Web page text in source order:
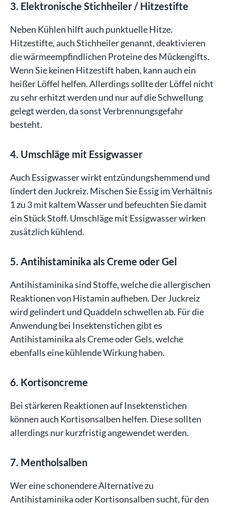
3. Elektronische Stichheiler / Hitzestifte
Neben Kühlen hilft auch punktuelle Hitze.
Hitzestifte, auch Stichheiler genannt, deaktivieren
die wärmeempfindlichen Proteine des Mückengifts.
Wenn Sie keinen Hitzestift haben, kann auch ein
heißer Löffel helfen. Allerdings sollte der Löffel nicht
zu sehr erhitzt werden und nur auf die Schwellung
gelegt werden, da sonst Verbrennungsgefahr
besteht.
4. Umschläge mit Essigwasser
Auch Essigwasser wirkt entzündungshemmend und
lindert den Juckreiz. Mischen Sie Essig im Verhältnis
1 zu 3 mit kaltem Wasser und befeuchten Sie damit
ein Stück Stoff. Umschläge mit Essigwasser wirken
zusätzlich kühlend.
5. Antihistaminika als Creme oder Gel
Antihistaminika sind Stoffe, welche die allergischen
Reaktionen von Histamin aufheben. Der Juckreiz
wird gelindert und Quaddeln schwellen ab. Für die
Anwendung bei Insektenstichen gibt es
Antihistaminika als Creme oder Gels, welche
ebenfalls eine kühlende Wirkung haben.
6. Kortisoncreme
Bei stärkeren Reaktionen auf Insektenstichen
können auch Kortisonsalben helfen. Diese sollten
allerdings nur kurzfristig angewendet werden.
7. Mentholsalben
Wer eine schonendere Alternative zu
Antihistaminika oder Kortisonsalben sucht, für den